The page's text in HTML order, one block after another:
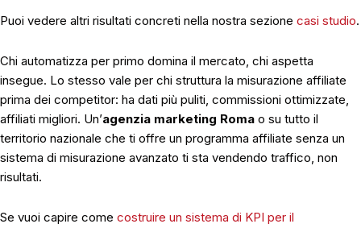
Puoi vedere altri risultati concreti nella nostra sezione casi studio.
Chi automatizza per primo domina il mercato, chi aspetta
insegue. Lo stesso vale per chi struttura la misurazione affiliate
prima dei competitor: ha dati più puliti, commissioni ottimizzate,
affiliati migliori. Un’agenzia marketing Roma o su tutto il
territorio nazionale che ti offre un programma affiliate senza un
sistema di misurazione avanzato ti sta vendendo traffico, non
risultati.
Se vuoi capire come costruire un sistema di KPI per il